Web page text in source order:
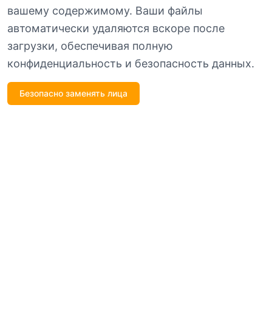
вашему содержимому. Ваши файлы
автоматически удаляются вскоре после
загрузки, обеспечивая полную
конфиденциальность и безопасность данных.
Безопасно заменять лица